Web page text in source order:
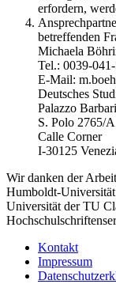
erfordern,
betreffenden
Michaela
Tel.: 0039-
E-Mail:
Deutsches
Palazzo
S. Polo 2765/A
Calle Corner
I-30125
Wir danken der
Humboldt-
Universität der TU
Kontakt
Impressum